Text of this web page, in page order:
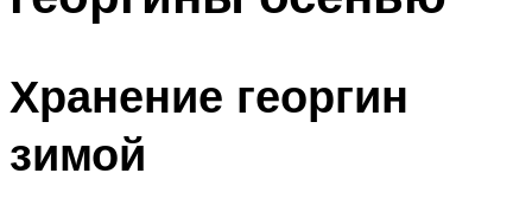
Хранение георгин
зимой